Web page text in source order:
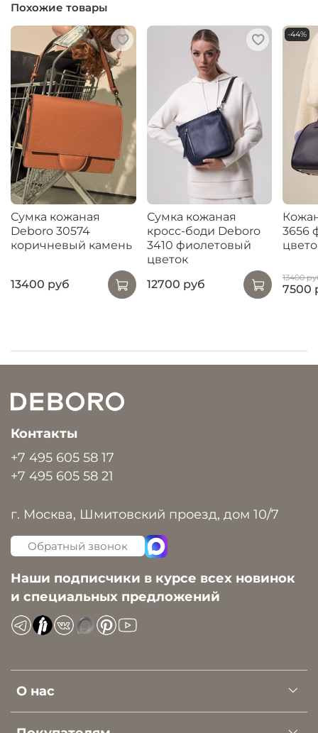
Похожие товары
Сумка кожаная
Deboro 30574
коричневый камень
13400 руб
Сумка кожаная
кросс-боди Deboro
3410 фиолетовый
цветок
12700 руб
-44%
3656
13400
7500
О нас
Контакты
+7 495 605 58 17
+7 495 605 58 21
г. Москва, Шмитовский проезд, дом 10/7
Обратный звонок
Наши подписчики в курсе всех новинок
и специальных предложений